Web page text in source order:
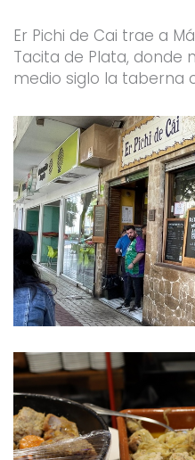
Er Pichi de Cai trae a
Tacita de Plata, donde
medio siglo la taberna